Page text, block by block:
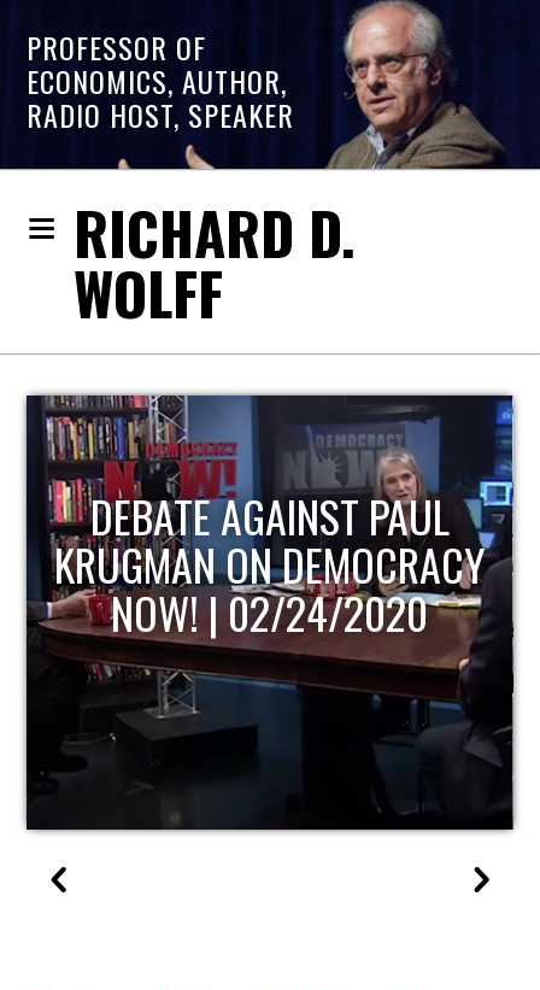
PROFESSOR OF
ECONOMICS, AUTHOR,
RADIO HOST, SPEAKER
RICHARD D.
WOLFF
DEBATE AGAINST PAUL
KRUGMAN ON DEMOCRACY
NOW! | 02/24/2020